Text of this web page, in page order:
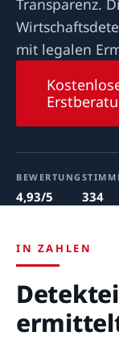
Transparenz.
mit legalen
BEWERTUNG
4,93/5 334
IN ZAHLEN